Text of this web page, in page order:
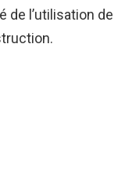
de l’utilisation de